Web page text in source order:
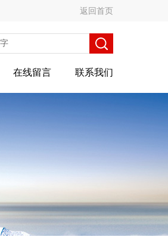
返回首页
在线留言 联系我们